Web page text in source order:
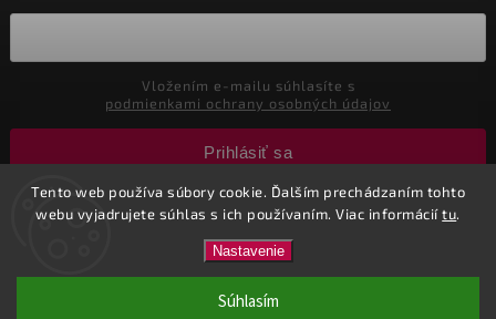
Tento web používa súbory cookie. Ďalším prechádzaním tohto
webu vyjadrujete súhlas s ich používaním. Viac informáciítu.
Nastavenie
Súhlasím
podmienkami ochrany osobných údajov
Prihlásiť sa
Nastol.sk. Všetky práva vyhradené.
| Design